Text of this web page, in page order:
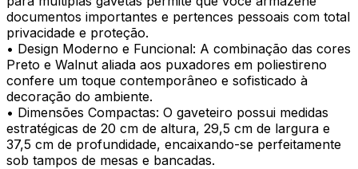
documentos importantes e pertences pessoais com total
privacidade e proteção.
• Design Moderno e Funcional: A combinação das cores
Preto e Walnut aliada aos puxadores em poliestireno
confere um toque contemporâneo e sofisticado à
decoração do ambiente.
• Dimensões Compactas: O gaveteiro possui medidas
estratégicas de 20 cm de altura, 29,5 cm de largura e
37,5 cm de profundidade, encaixando-se perfeitamente
sob tampos de mesas e bancadas.